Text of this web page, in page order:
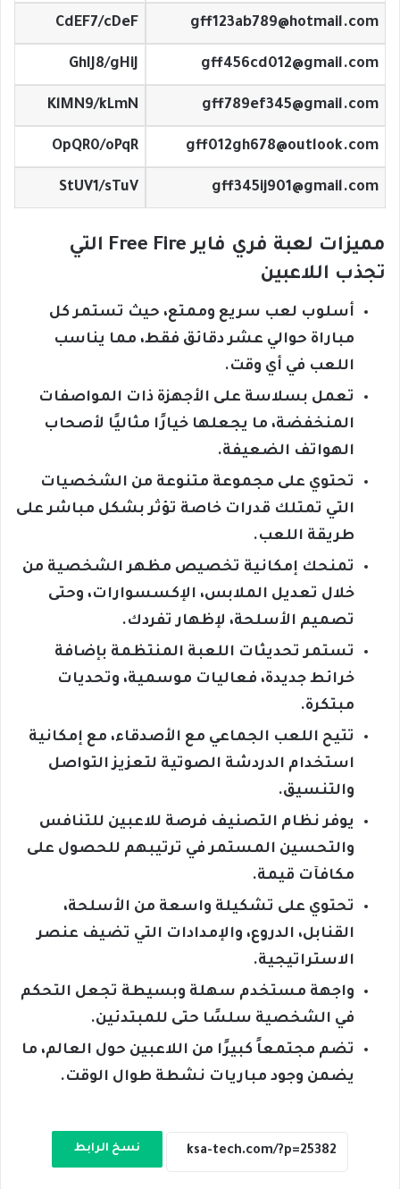
gff123ab789@hotmail.com
CdEF7/cDeF
gff456cd012@gmail.com
GhIJ8/gHiJ
gff789ef345@gmail.com
KlMN9/kLmN
gff012gh678@outlook.com
OpQR0/oPqR
gff345ij901@gmail.com
StUV1/sTuV
مميزات لعبة فري فاير Free Fire التي
تجذب اللاعبين
أسلوب لعب سريع وممتع، حيث تستمر كل
مباراة حوالي عشر دقائق فقط، مما يناسب
اللعب في أي وقت.
تعمل بسلاسة على الأجهزة ذات المواصفات
المنخفضة، ما يجعلها خيارًا مثاليًا لأصحاب
الهواتف الضعيفة.
تحتوي على مجموعة متنوعة من الشخصيات
التي تمتلك قدرات خاصة تؤثر بشكل مباشر على
طريقة اللعب.
تمنحك إمكانية تخصيص مظهر الشخصية من
خلال تعديل الملابس، الإكسسوارات، وحتى
تصميم الأسلحة، لإظهار تفردك.
تستمر تحديثات اللعبة المنتظمة بإضافة
خرائط جديدة، فعاليات موسمية، وتحديات
مبتكرة.
تتيح اللعب الجماعي مع الأصدقاء، مع إمكانية
استخدام الدردشة الصوتية لتعزيز التواصل
والتنسيق.
يوفر نظام التصنيف فرصة للاعبين للتنافس
والتحسين المستمر في ترتيبهم للحصول على
مكافآت قيمة.
تحتوي على تشكيلة واسعة من الأسلحة،
القنابل، الدروع، والإمدادات التي تضيف عنصر
الاستراتيجية.
واجهة مستخدم سهلة وبسيطة تجعل التحكم
في الشخصية سلسًا حتى للمبتدئين.
تضم مجتمعاً كبيرًا من اللاعبين حول العالم، ما
يضمن وجود مباريات نشطة طوال الوقت.
نسخ الرابط